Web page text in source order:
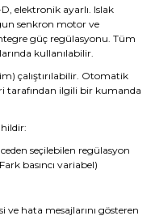
elektronik ayarlı. Islak
senkron motor ve
güç regülasyonu. Tüm
kullanılabilir.
çalıştırılabilir. Otomatik
tarafından ilgili bir kumanda
seçilebilen regülasyon
basıncı variabel)
ve hata mesajlarını gösteren